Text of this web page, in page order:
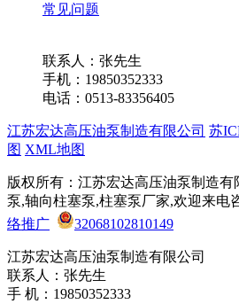
常见问题
联系人：张先生
手机：19850352333
电话：0513-83356405
江苏宏达高压油泵制造有限公司 苏
图 XML地图
版权所有：江苏宏达高压油泵制造
泵,轴向柱塞泵,柱塞泵厂家,欢迎来电
络推广
32068102810149
江苏宏达高压油泵制造有限公司
联系人：张先生
手 机：19850352333